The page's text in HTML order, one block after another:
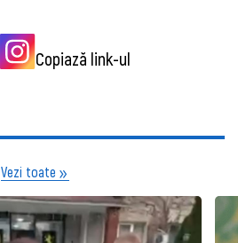
Copiază link-ul
Vezi toate